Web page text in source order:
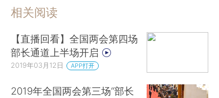
相关阅读
【直播回看】全国两会第四场
部长通道上半场开启
2019年03月12日 APP打开
2019年全国两会第三场“部长